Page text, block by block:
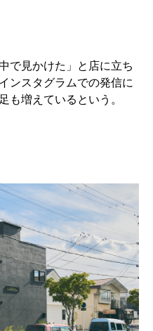
で見かけた」と店に立ち
ンスタグラムでの発信に
も増えているという。